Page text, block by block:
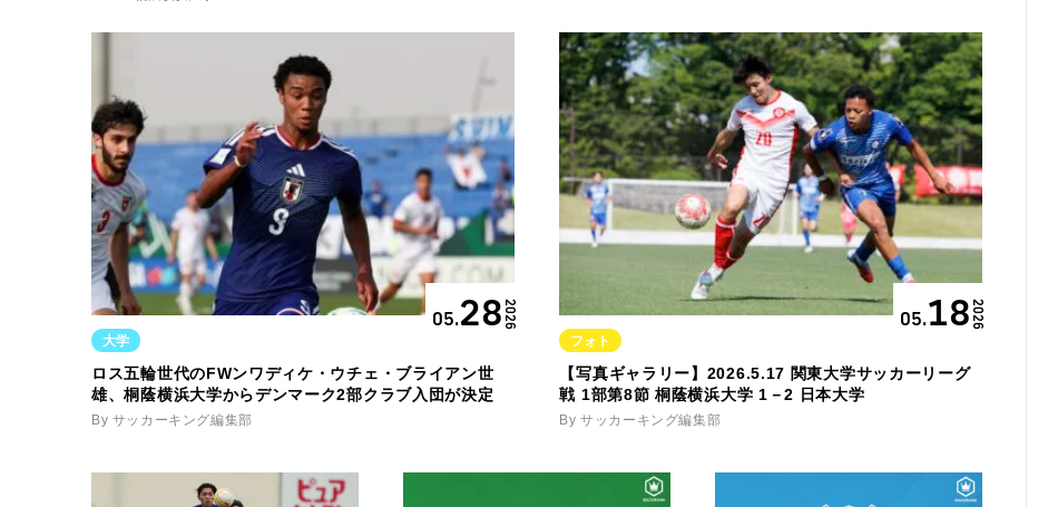
05.282026
大学
ロス五輪世代のFWンワディケ・ウチェ・ブライアン世
雄、桐蔭横浜大学からデンマーク2部クラブ入団が決定
By サッカーキング編集部
05.182026
フォト
【写真ギャラリー】2026.5.17 関東大学サッカーリーグ
戦 1部第8節 桐蔭横浜大学 1－2 日本大学
By サッカーキング編集部